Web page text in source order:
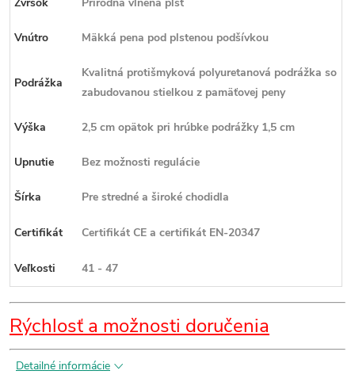
Vnútro Mäkká pena pod plstenou podšívkou
Podrážka
Kvalitná protišmyková polyuretanová podrážka so
zabudovanou stielkou z pamäťovej peny
Výška 2,5 cm opätok pri hrúbke podrážky 1,5 cm
Upnutie Bez možnosti regulácie
Šírka Pre stredné a široké chodidla
Certifikát Certifikát CE a certifikát EN-20347
Veľkosti 41 - 47
Rýchlosť a možnosti doručenia
Detailné informácie